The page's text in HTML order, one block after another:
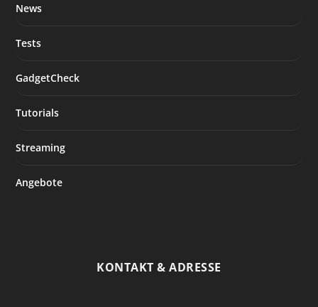
News
Tests
GadgetCheck
Tutorials
Streaming
Angebote
KONTAKT & ADRESSE